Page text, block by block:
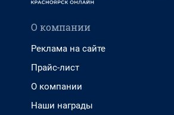
О компании
Реклама на сайте
Прайс-лист
О компании
Наши награды